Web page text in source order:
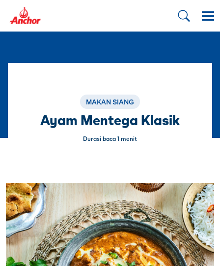
MAKAN SIANG
Ayam Mentega Klasik
Durasi baca 1 menit